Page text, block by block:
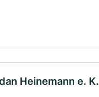
Heinemann e. K.